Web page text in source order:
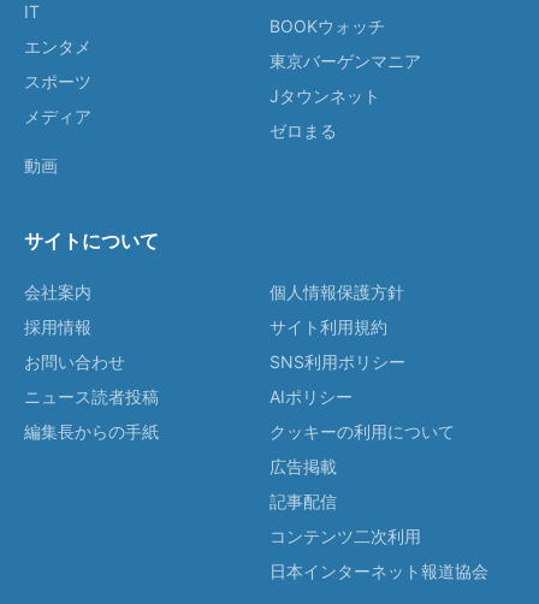
IT
エンタメ
スポーツ
メディア
動画
BOOKウォッチ
東京バーゲンマニア
Jタウンネット
ゼロまる
サイトについて
会社案内
採用情報
お問い合わせ
ニュース読者投稿
編集長からの手紙
個人情報保護方針
サイト利用規約
SNS利用ポリシー
AIポリシー
クッキーの利用について
広告掲載
記事配信
コンテンツ二次利用
日本インターネット報道協会